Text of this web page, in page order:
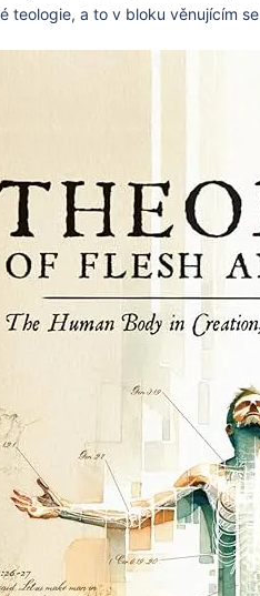
teologie, a to v bloku věnujícím